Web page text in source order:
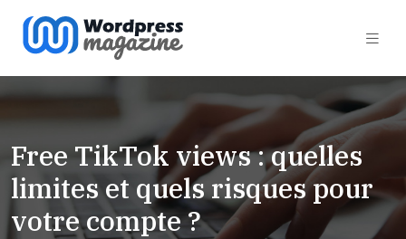
Free TikTok views : quelles
limites et quels risques pour
votre compte ?